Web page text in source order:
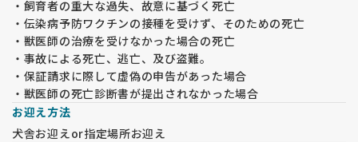
・飼育者の重大な過失、故意に基づく死亡
・伝染病予防ワクチンの接種を受けず、そのための死亡
・獣医師の治療を受けなかった場合の死亡
・事故による死亡、逃亡、及び盗難。
・保証請求に際して虚偽の申告があった場合
・獣医師の死亡診断書が提出されなかった場合
お迎え方法
犬舎お迎えor指定場所お迎え